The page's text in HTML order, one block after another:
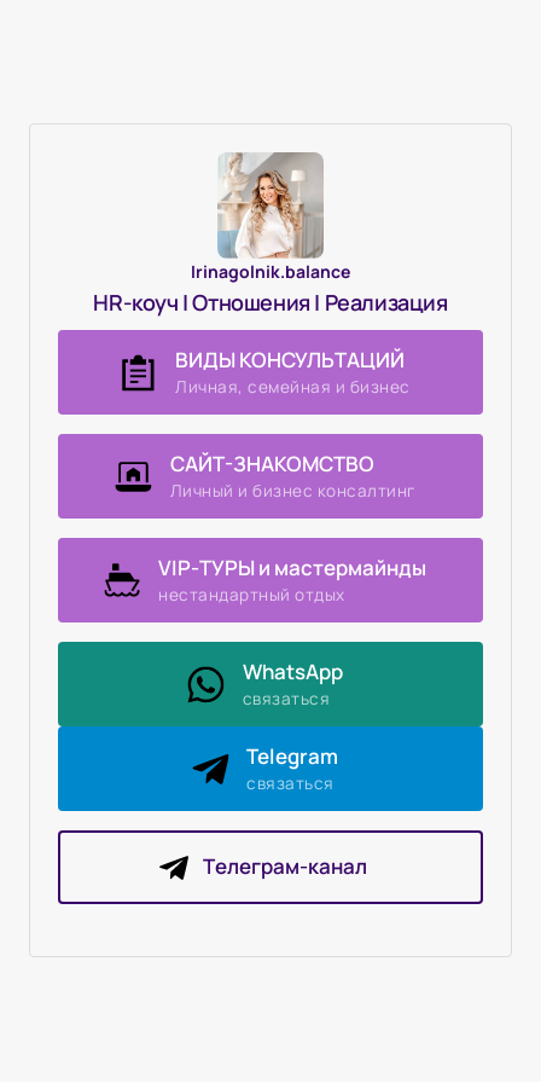
Irinagolnik.balance
HR-коуч | Отношения | Pеализация
ВИДЫ КОНСУЛЬТАЦИЙ
Личная, семейная и бизнес
CАЙТ-ЗНАКОМСТВО
Личный и бизнес консалтинг
VIP-ТУРЫ и мастермайнды
нестандартный отдых
WhatsApp
связаться
Telegram
связаться
Tелеграм-канал